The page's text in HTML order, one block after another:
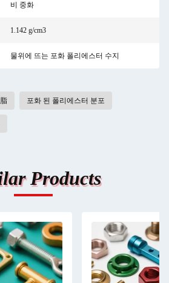
비 중화
1.142 g/cm3
물위에 뜨는 포화 폴리에스터 수지
포화 된 폴리에스터 분포
Products